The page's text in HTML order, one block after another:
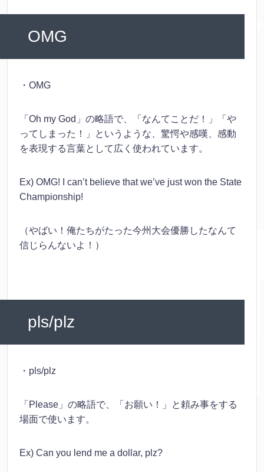
OMG
・OMG
「Oh my God」の略語で、「なんてことだ！」「や
ってしまった！」というような、驚愕や感嘆、感動
を表現する言葉として広く使われています。
Ex) OMG! I can’t believe that we’ve just won the State
Championship!
（やばい！俺たちがたった今州大会優勝したなんて
信じらんないよ！）
pls/plz
・pls/plz
「Please」の略語で、「お願い！」と頼み事をする
場面で使います。
Ex) Can you lend me a dollar, plz?